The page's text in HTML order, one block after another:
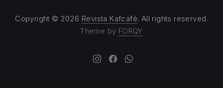
Copyright © 2026 Revista Kafcafé. All rights reserved.
Theme by FORQY
New Window
New Window
New Window